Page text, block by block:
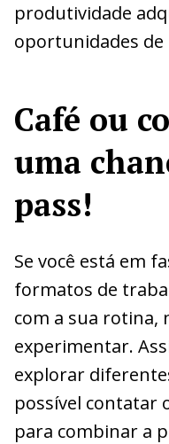
produtividade
oportunidades de
Café ou
uma
pass!
Se você está em
formatos de
com a sua rotina,
experimentar.
explorar
possível contatar
para combinar a